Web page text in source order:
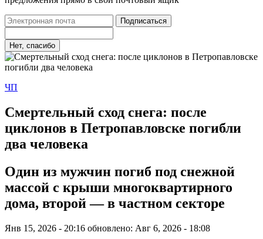
Подписаться
Нет, спасибо
ЧП
Смертельный сход снега: после
циклонов в Петропавловске погибли
два человека
Один из мужчин погиб под снежной
массой с крыши многоквартирного
дома, второй — в частном секторе
Янв 15, 2026 - 20:16 обновлено: Авг 6, 2026 - 18:08